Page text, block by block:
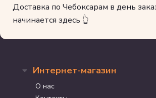
Доставка по Чебоксарам в день
начинается здесь 👆
Интернет-магазин
О нас